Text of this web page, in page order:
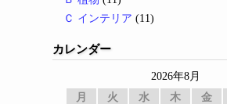
Ｃ インテリア (11)
カレンダー
2026年8月
月
火 水 木 金